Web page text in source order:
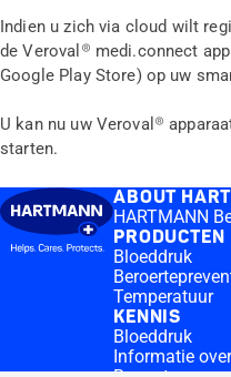
Indien u zich via cloud wilt
de Veroval® medi.connect
Google Play Store) op uw
U kan nu uw Veroval®
starten.
ABOUT
HARTMANN
PRODUCTEN
Bloeddruk
Temperatuur
KENNIS
Bloeddruk
Informatie